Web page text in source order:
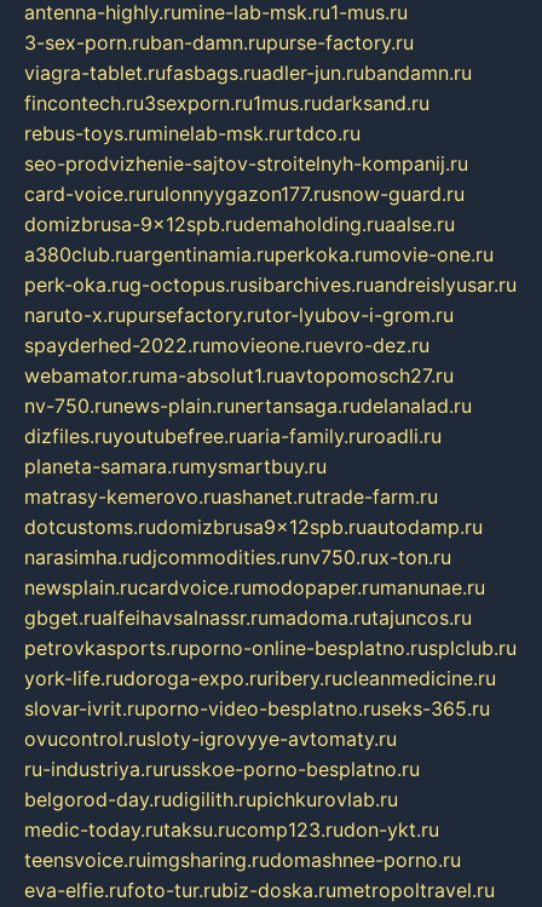
antenna-highly.rumine-lab-msk.ru1-mus.ru
3-sex-porn.ruban-damn.rupurse-factory.ru
viagra-tablet.rufasbags.ruadler-jun.rubandamn.ru
fincontech.ru3sexporn.ru1mus.rudarksand.ru
rebus-toys.ruminelab-msk.rurtdco.ru
seo-prodvizhenie-sajtov-stroitelnyh-kompanij.ru
card-voice.rurulonnyygazon177.rusnow-guard.ru
domizbrusa-9x12spb.rudemaholding.ruaalse.ru
a380club.ruargentinamia.ruperkoka.rumovie-one.ru
perk-oka.rug-octopus.rusibarchives.ruandreislyusar.ru
naruto-x.rupursefactory.rutor-lyubov-i-grom.ru
spayderhed-2022.rumovieone.ruevro-dez.ru
webamator.ruma-absolut1.ruavtopomosch27.ru
nv-750.runews-plain.runertansaga.rudelanalad.ru
dizfiles.ruyoutubefree.ruaria-family.ruroadli.ru
planeta-samara.rumysmartbuy.ru
matrasy-kemerovo.ruashanet.rutrade-farm.ru
dotcustoms.rudomizbrusa9x12spb.ruautodamp.ru
narasimha.rudjcommodities.runv750.rux-ton.ru
newsplain.rucardvoice.rumodopaper.rumanunae.ru
gbget.rualfeihavsalnassr.rumadoma.rutajuncos.ru
petrovkasports.ruporno-online-besplatno.rusplclub.ru
york-life.rudoroga-expo.ruribery.rucleanmedicine.ru
slovar-ivrit.ruporno-video-besplatno.ruseks-365.ru
ovucontrol.rusloty-igrovyye-avtomaty.ru
ru-industriya.rurusskoe-porno-besplatno.ru
belgorod-day.rudigilith.rupichkurovlab.ru
medic-today.rutaksu.rucomp123.rudon-ykt.ru
teensvoice.ruimgsharing.rudomashnee-porno.ru
eva-elfie.rufoto-tur.rubiz-doska.rumetropoltravel.ru